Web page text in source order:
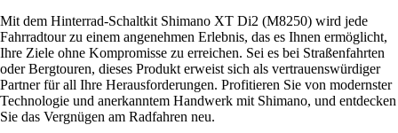
Mit dem Hinterrad-Schaltkit Shimano XT Di2 (M8250) wird jede
Fahrradtour zu einem angenehmen Erlebnis, das es Ihnen ermöglicht,
Ihre Ziele ohne Kompromisse zu erreichen. Sei es bei Straßenfahrten
oder Bergtouren, dieses Produkt erweist sich als vertrauenswürdiger
Partner für all Ihre Herausforderungen. Profitieren Sie von modernster
Technologie und anerkanntem Handwerk mit Shimano, und entdecken
Sie das Vergnügen am Radfahren neu.